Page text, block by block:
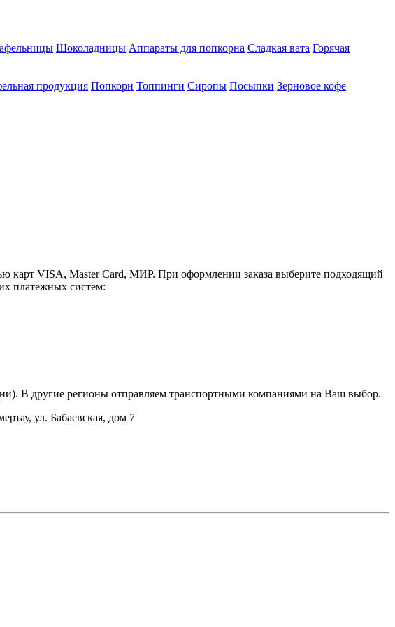
Шоколадницы Аппараты для попкорна Сладкая вата Горячая
продукция Попкорн Топпинги Сиропы Посыпки Зерновое кофе
карт VISA, Master Card, МИР. При оформлении заказа выберите подходящий
платежных систем:
В другие регионы отправляем транспортными компаниями на Ваш выбор.
ул. Бабаевская, дом 7